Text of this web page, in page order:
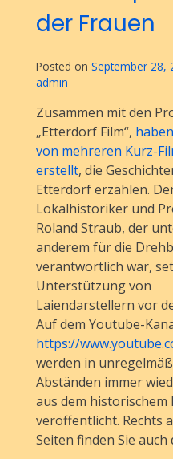
der Frauen
Posted on September 28,
admin
Zusammen mit den
„Etterdorf Film“,
von mehreren Kurz-
erstellt, die
Etterdorf erzählen.
Lokalhistoriker und
Roland Straub, der
anderem für die
verantwortlich war,
Unterstützung von
Laiendarstellern vor
Auf dem Youtube-
https://
werden in
Abständen immer
aus dem historischem
veröffentlicht. Rechts
Seiten finden Sie auch